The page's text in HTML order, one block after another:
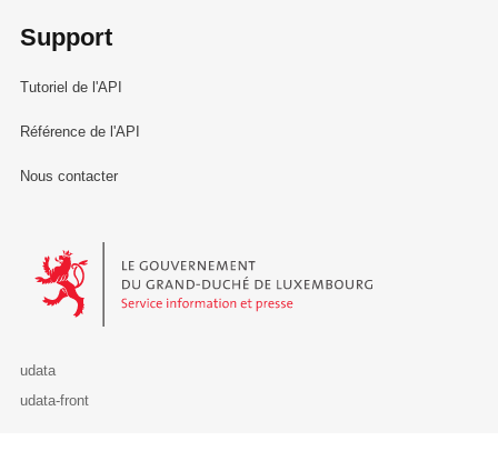
Support
Tutoriel de l'API
Référence de l'API
Nous contacter
Le Gouvernement du Grand-Duché de Luxembourg - Service
udata
udata-front